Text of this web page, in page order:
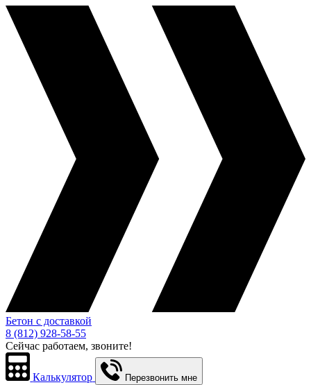
Перейти
содержимому
Бетон с доставкой
8 (812) 928-58-55
Сейчас работаем, звоните!
Калькулятор Перезвонить мне